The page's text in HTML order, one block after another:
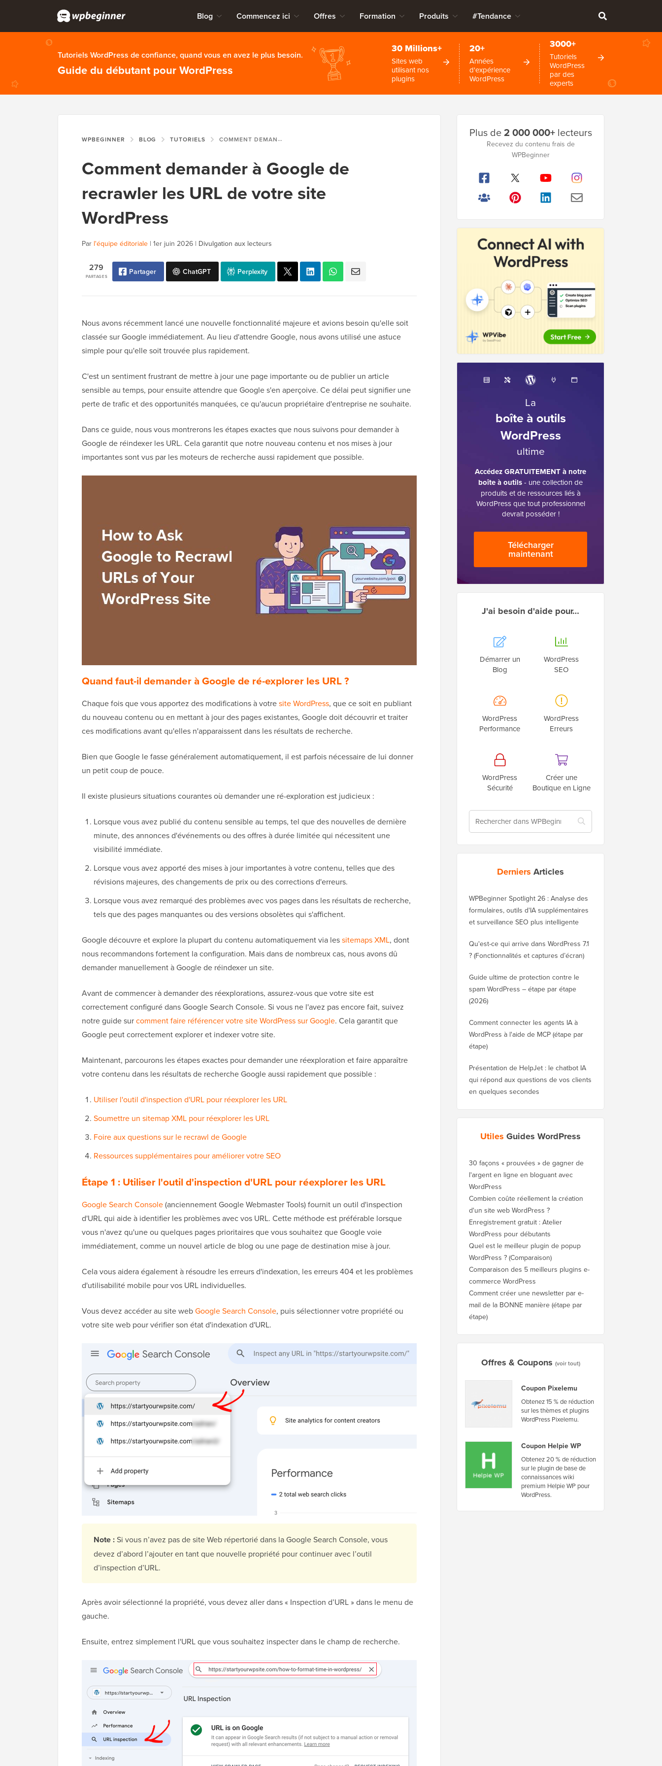
Blog Commencez ici Offres Formation Produits #Tendance
Tutoriels WordPress de confiance, quand vous en avez le plus besoin.
Guide du débutant pour WordPress
30 Millions+
Sites web
utilisant nos
plugins
20+
Années
d'expérience
WordPress
3000+
Tutoriels
WordPress
par des
experts
WPBEGINNER BLOG TUTORIELS COMMENT DEMANDER À GOOGLE DE RECRAWLER LES URL DE VOTRE SITE WORDPRESS
Comment demander à Google de
recrawler les URL de votre site
WordPress
Par l'équipe éditoriale | 1er juin 2026 | Divulgation aux lecteurs
PARTAGES
279 Partager ChatGPT Perplexity
Nous avons récemment lancé une nouvelle fonctionnalité majeure et avions besoin qu'elle soit
classée sur Google immédiatement. Au lieu d'attendre Google, nous avons utilisé une astuce
simple pour qu'elle soit trouvée plus rapidement.
C'est un sentiment frustrant de mettre à jour une page importante ou de publier un article
sensible au temps, pour ensuite attendre que Google s'en aperçoive. Ce délai peut signifier une
perte de trafic et des opportunités manquées, ce qu'aucun propriétaire d'entreprise ne souhaite.
Dans ce guide, nous vous montrerons les étapes exactes que nous suivons pour demander à
Google de réindexer les URL. Cela garantit que notre nouveau contenu et nos mises à jour
importantes sont vus par les moteurs de recherche aussi rapidement que possible.
Quand faut-il demander à Google de ré-explorer les URL ?
Chaque fois que vous apportez des modifications à votresite WordPress, que ce soit en publiant
du nouveau contenu ou en mettant à jour des pages existantes, Google doit découvrir et traiter
ces modifications avant qu'elles n'apparaissent dans les résultats de recherche.
Bien que Google le fasse généralement automatiquement, il est parfois nécessaire de lui donner
un petit coup de pouce.
Il existe plusieurs situations courantes où demander une ré-exploration est judicieux :
Lorsque vous avez publié du contenu sensible au temps, tel que des nouvelles de dernière
minute, des annonces d'événements ou des offres à durée limitée qui nécessitent une
visibilité immédiate.
Lorsque vous avez apporté des mises à jour importantes à votre contenu, telles que des
révisions majeures, des changements de prix ou des corrections d'erreurs.
Lorsque vous avez remarqué des problèmes avec vos pages dans les résultats de recherche,
tels que des pages manquantes ou des versions obsolètes qui s'affichent.
Google découvre et explore la plupart du contenu automatiquement via lessitemaps XML, dont
nous recommandons fortement la configuration. Mais dans de nombreux cas, nous avons dû
demander manuellement à Google de réindexer un site.
Avant de commencer à demander des réexplorations, assurez-vous que votre site est
correctement configuré dans Google Search Console. Si vous ne l'avez pas encore fait, suivez
notre guide surcomment faire référencer votre site WordPress sur Google. Cela garantit que
Google peut correctement explorer et indexer votre site.
Maintenant, parcourons les étapes exactes pour demander une réexploration et faire apparaître
votre contenu dans les résultats de recherche Google aussi rapidement que possible :
Utiliser l'outil d'inspection d'URL pour réexplorer les URL
Soumettre un sitemap XML pour réexplorer les URL
Foire aux questions sur le recrawl de Google
Ressources supplémentaires pour améliorer votre SEO
Étape 1 : Utiliser l'outil d'inspection d'URL pour réexplorer les URL
Google Search Console(anciennement Google Webmaster Tools) fournit un outil d'inspection
d'URL qui aide à identifier les problèmes avec vos URL. Cette méthode est préférable lorsque
vous n'avez qu'une ou quelques pages prioritaires que vous souhaitez que Google voie
immédiatement, comme un nouvel article de blog ou une page de destination mise à jour.
Cela vous aidera également à résoudre les erreurs d'indexation, les erreurs 404 et les problèmes
d'utilisabilité mobile pour vos URL individuelles.
Vous devez accéder au site webGoogle Search Console, puis sélectionner votre propriété ou
votre site web pour vérifier son état d'indexation d'URL.
Note :Si vous n’avez pas de site Web répertorié dans la Google Search Console, vous
devez d’abord l’ajouter en tant que nouvelle propriété pour continuer avec l’outil
d’inspection d’URL.
Après avoir sélectionné la propriété, vous devez aller dans « Inspection d’URL » dans le menu de
gauche.
Ensuite, entrez simplement l'URL que vous souhaitez inspecter dans le champ de recherche.
latérale
Plus de2 000 000+lecteurs
Recevez du contenu frais de
WPBeginner
La
boîte à outils
WordPress
ultime
Accédez GRATUITEMENT à notre
boîte à outils- une collection de
produits et de ressources liés à
WordPress que tout professionnel
devrait posséder !
Télécharger
maintenant
J'ai besoin d'aide pour…
Démarrer un
Blog
WordPress
SEO
WordPress
Performance
WordPress
Erreurs
WordPress
Sécurité
Créer une
Boutique en Ligne
Derniers Articles
WPBeginner Spotlight 26 : Analyse des
formulaires, outils d'IA supplémentaires
et surveillance SEO plus intelligente
Qu'est-ce qui arrive dans WordPress 7.1
? (Fonctionnalités et captures d’écran)
Guide ultime de protection contre le
spam WordPress – étape par étape
(2026)
Comment connecter les agents IA à
WordPress à l'aide de MCP (étape par
étape)
Présentation de HelpJet : le chatbot IA
qui répond aux questions de vos clients
en quelques secondes
Utiles Guides WordPress
30 façons « prouvées » de gagner de
l'argent en ligne en bloguant avec
WordPress
Combien coûte réellement la création
d'un site web WordPress ?
Enregistrement gratuit : Atelier
WordPress pour débutants
Quel est le meilleur plugin de popup
WordPress ? (Comparaison)
Comparaison des 5 meilleurs plugins e-
commerce WordPress
Comment créer une newsletter par e-
mail de la BONNE manière (étape par
étape)
Offres & Coupons (voir tout)
Coupon Pixelemu
Obtenez 15 % de réduction
sur les thèmes et plugins
WordPress Pixelemu.
Coupon Helpie WP
Obtenez 20 % de réduction
sur le plugin de base de
connaissances wiki
premium Helpie WP pour
WordPress.